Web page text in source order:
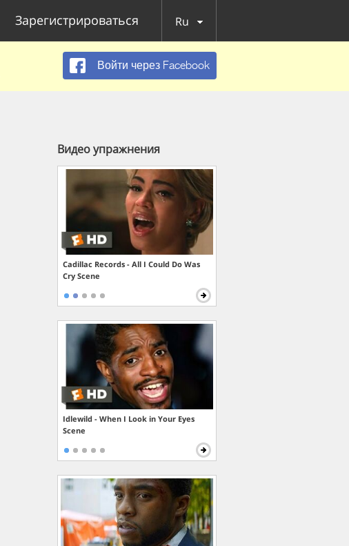
Зарегистрироваться Ru
Войти через Facebook
Видео упражнения
Cadillac Records - All I Could Do Was
Cry Scene
Idlewild - When I Look in Your Eyes
Scene